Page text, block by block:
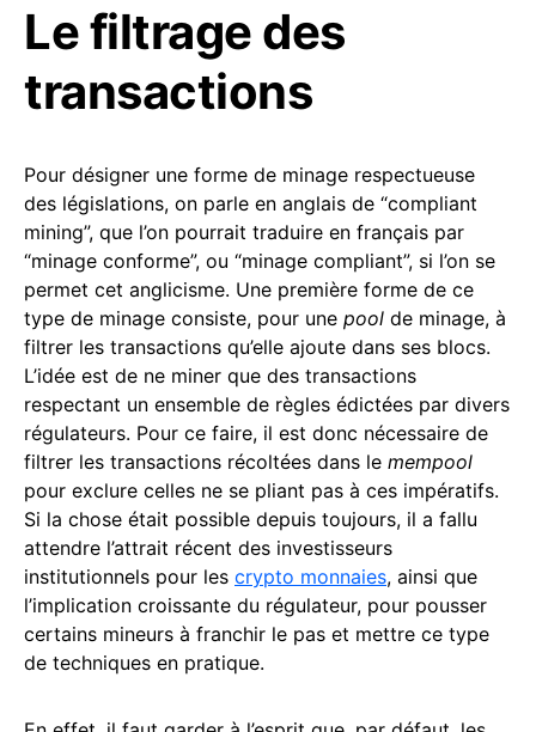
Le filtrage des
transactions
Pour désigner une forme de minage respectueuse
des législations, on parle en anglais de “compliant
mining”, que l’on pourrait traduire en français par
“minage conforme”, ou “minage compliant”, si l’on se
permet cet anglicisme. Une première forme de ce
type de minage consiste, pour une pool de minage, à
filtrer les transactions qu’elle ajoute dans ses blocs.
L’idée est de ne miner que des transactions
respectant un ensemble de règles édictées par divers
régulateurs. Pour ce faire, il est donc nécessaire de
filtrer les transactions récoltées dans le mempool
pour exclure celles ne se pliant pas à ces impératifs.
Si la chose était possible depuis toujours, il a fallu
attendre l’attrait récent des investisseurs
institutionnels pour les crypto monnaies, ainsi que
l’implication croissante du régulateur, pour pousser
certains mineurs à franchir le pas et mettre ce type
de techniques en pratique.